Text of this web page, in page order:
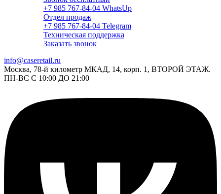
+7 985 767-84-04 WhatsUp
Отдел продаж
+7 985 767-84-04 Telegram
Техническая поддержка
Заказать звонок
info@caseretail.ru
Москва, 78-й километр МКАД, 14, корп. 1, ВТОРОЙ ЭТАЖ.
ПН-ВС С 10:00 ДО 21:00